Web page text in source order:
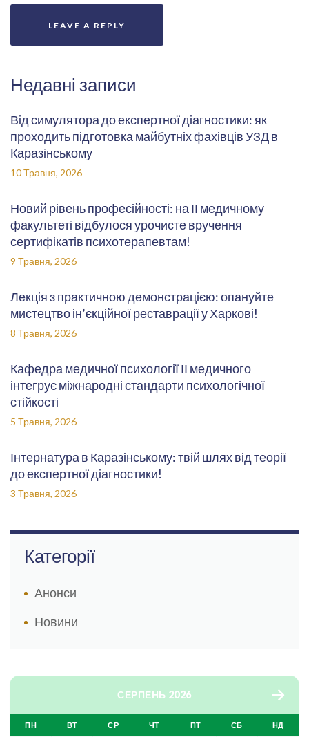
Недавні записи
Від симулятора до експертної діагностики: як
проходить підготовка майбутніх фахівців УЗД в
Каразінському
10 Травня, 2026
Новий рівень професійності: на ІІ медичному
факультеті відбулося урочисте вручення
сертифікатів психотерапевтам!
9 Травня, 2026
Лекція з практичною демонстрацією: опануйте
мистецтво ін’єкційної реставрації у Харкові!
8 Травня, 2026
Кафедра медичної психології ІІ медичного
інтегрує міжнародні стандарти психологічної
стійкості
5 Травня, 2026
Інтернатура в Каразінському: твій шлях від теорії
до експертної діагностики!
3 Травня, 2026
Категорії
Анонси
Новини
СЕРПЕНЬ 2026
ПН ВТ СР ЧТ ПТ СБ НД